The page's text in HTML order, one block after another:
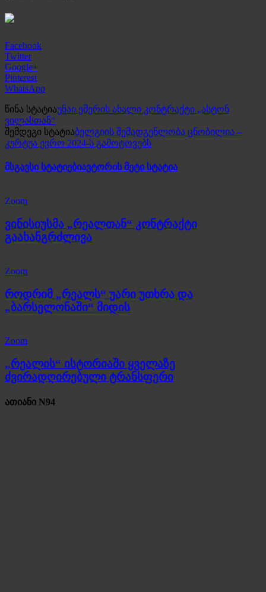
Facebook
Twitter
Google+
Pinterest
WhatsApp
წინა სტატიაუნაი ემერის ახალი კონტრაქტი „ასტონ
ვილასთან“
შემდეგი სტატიაბელგიის შემადგენლობა ცნობილია –
კურტუა ევრო 2024-ს გამოტოვებს
მსგავსი სტატიებიავტორის მეტი სტატია
Zoom
ვინისიუსმა „რეალთან“ კონტრაქტი
გაახანგრძლივა
Zoom
როდრიმ „რეალს“ უარი უთხრა და
„ბარსელონაში“ მიდის
Zoom
„რეალის“ ისტორიაში ყველაზე
ძვირადღირებული ტრანსფერი
ათიანი N94